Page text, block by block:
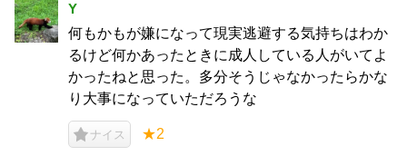
Y
何もかもが嫌になって現実逃避する気持ちはわか
るけど何かあったときに成人している人がいてよ
かったねと思った。多分そうじゃなかったらかな
り大事になっていただろうな
ナイス ★2